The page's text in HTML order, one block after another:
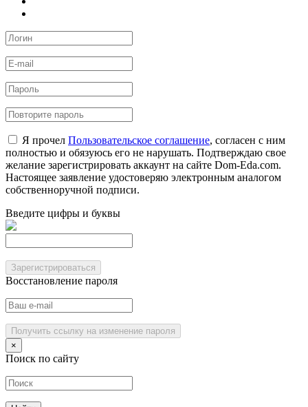
Я прочел Пользовательское соглашение, согласен с ним
полностью и обязуюсь его не нарушать. Подтверждаю свое
желание зарегистрировать аккаунт на сайте Dom-Eda.com.
Настоящее заявление удостоверяю электронным аналогом
собственноручной подписи.
Введите цифры и буквы
Зарегистрироваться
Восстановление пароля
Получить ссылку на изменение пароля
×
Поиск по сайту